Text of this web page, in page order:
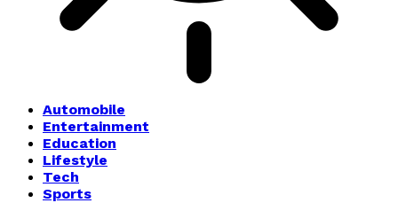
Automobile
Entertainment
Education
Lifestyle
Tech
Sports